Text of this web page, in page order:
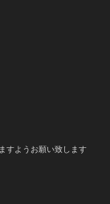
すようお願い致します